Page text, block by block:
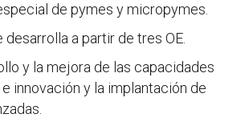
de pymes y micropymes.
a partir de tres OE.
y la mejora de las capacidades
innovación y la implantación de